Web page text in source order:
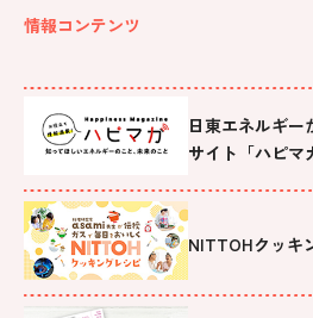
情報コンテンツ
日東エネルギー
サイト「ハピマ
NITTOHクッキ